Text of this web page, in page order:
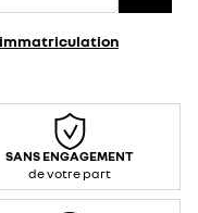
immatriculation
SANS ENGAGEMENT
de votre part